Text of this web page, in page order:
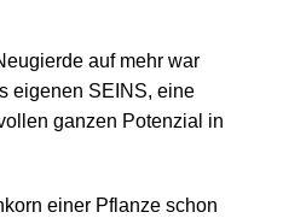
auf mehr war
eigenen SEINS, eine
ganzen Potenzial in
einer Pflanze schon